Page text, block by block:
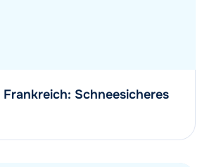
Frankreich: Schneesicheres